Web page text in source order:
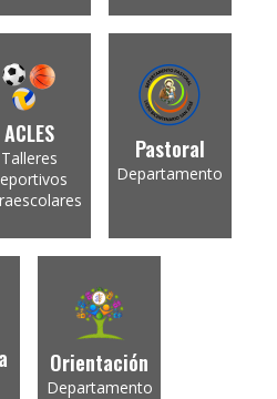
ACLES
Talleres
Pastoral
Departamento
Orientación
Departamento